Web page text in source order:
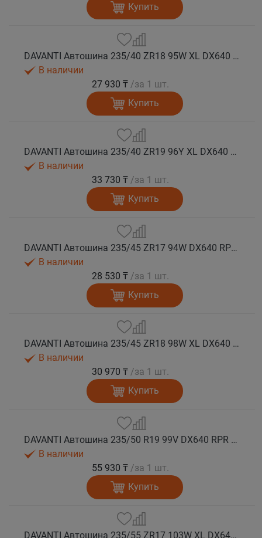
Купить
DAVANTI Автошина 235/40 ZR18 95W XL DX640 RPR лето
В наличии
27 930 ₸ /за 1 шт.
Купить
DAVANTI Автошина 235/40 ZR19 96Y XL DX640 RPR лето
В наличии
33 730 ₸ /за 1 шт.
Купить
DAVANTI Автошина 235/45 ZR17 94W DX640 RPR лето
В наличии
28 530 ₸ /за 1 шт.
Купить
DAVANTI Автошина 235/45 ZR18 98W XL DX640 RPR лето (Таиланд)
В наличии
30 970 ₸ /за 1 шт.
Купить
DAVANTI Автошина 235/50 R19 99V DX640 RPR лето (Таиланд)
В наличии
55 930 ₸ /за 1 шт.
Купить
DAVANTI Автошина 235/55 ZR17 103W XL DX640 RPR лето